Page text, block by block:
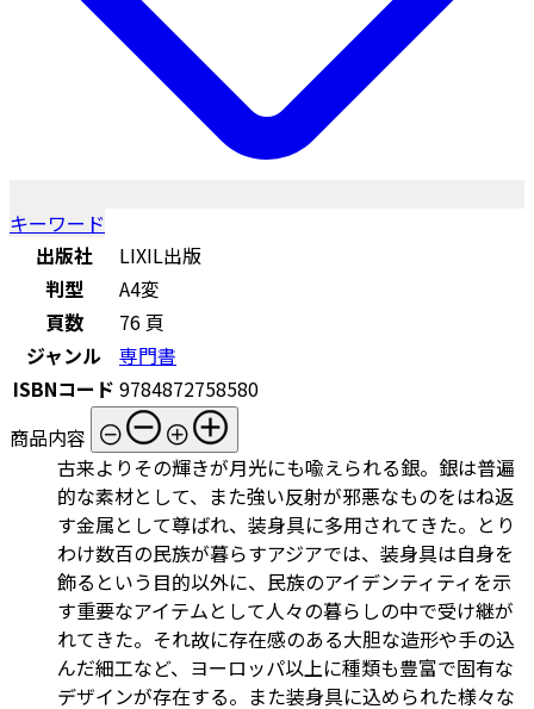
キーワード
出版社
LIXIL出版
判型
A4変
頁数
76 頁
ジャンル
専門書
ISBNコード 9784872758580
商品内容
古来よりその輝きが月光にも喩えられる銀。銀は普遍
的な素材として、また強い反射が邪悪なものをはね返
す金属として尊ばれ、装身具に多用されてきた。とり
わけ数百の民族が暮らすアジアでは、装身具は自身を
飾るという目的以外に、民族のアイデンティティを示
す重要なアイテムとして人々の暮らしの中で受け継が
れてきた。それ故に存在感のある大胆な造形や手の込
んだ細工など、ヨーロッパ以上に種類も豊富で固有な
デザインが存在する。また装身具に込められた様々な